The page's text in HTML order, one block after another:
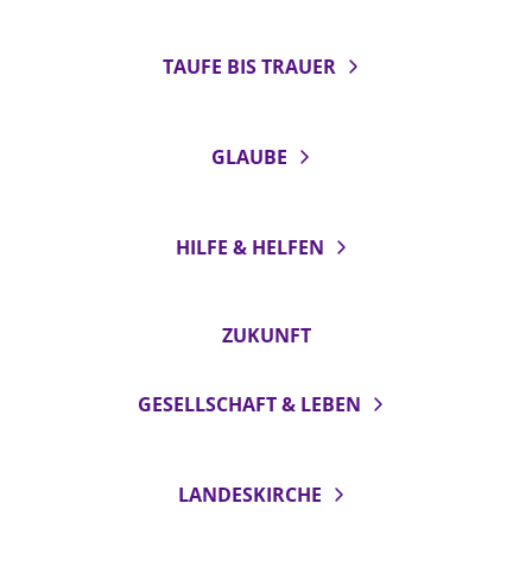
TAUFE BIS TRAUER
GLAUBE
HILFE & HELFEN
ZUKUNFT
GESELLSCHAFT & LEBEN
LANDESKIRCHE